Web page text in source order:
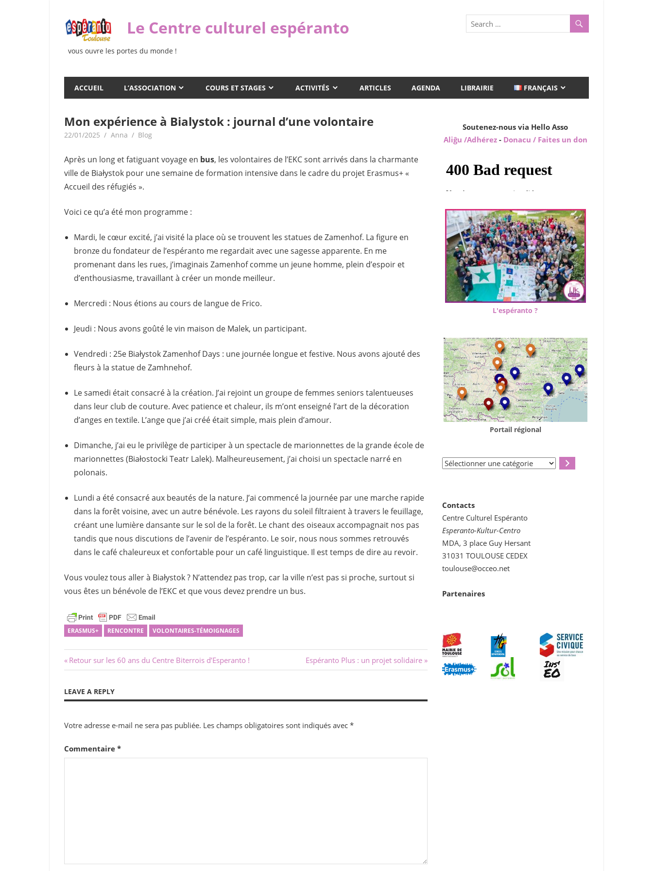
content
Le Centre culturel espéranto
vous ouvre les portes du monde !
ACCUEIL L’ASSOCIATION COURS ET STAGES ACTIVITÉS ARTICLES AGENDA LIBRAIRIE FRANÇAIS
Mon expérience à Bialystok : journal d’une volontaire
22/01/2025 Anna Blog
Après un long et fatiguant voyage en bus, les volontaires de l’EKC sont arrivés dans la charmante
ville de Białystok pour une semaine de formation intensive dans le cadre du projet Erasmus+ «
Accueil des réfugiés ».
Voici ce qu’a été mon programme :
Mardi, le cœur excité, j’ai visité la place où se trouvent les statues de Zamenhof. La figure en
bronze du fondateur de l’espéranto me regardait avec une sagesse apparente. En me
promenant dans les rues, j’imaginais Zamenhof comme un jeune homme, plein d’espoir et
d’enthousiasme, travaillant à créer un monde meilleur.
Mercredi : Nous étions au cours de langue de Frico.
Jeudi : Nous avons goûté le vin maison de Malek, un participant.
Vendredi : 25e Białystok Zamenhof Days : une journée longue et festive. Nous avons ajouté des
fleurs à la statue de Zamhnehof.
Le samedi était consacré à la création. J’ai rejoint un groupe de femmes seniors talentueuses
dans leur club de couture. Avec patience et chaleur, ils m’ont enseigné l’art de la décoration
d’anges en textile. L’ange que j’ai créé était simple, mais plein d’amour.
Dimanche, j’ai eu le privilège de participer à un spectacle de marionnettes de la grande école de
marionnettes (Białostocki Teatr Lalek). Malheureusement, j’ai choisi un spectacle narré en
polonais.
Lundi a été consacré aux beautés de la nature. J’ai commencé la journée par une marche rapide
dans la forêt voisine, avec un autre bénévole. Les rayons du soleil filtraient à travers le feuillage,
créant une lumière dansante sur le sol de la forêt. Le chant des oiseaux accompagnait nos pas
tandis que nous discutions de l’avenir de l’espéranto. Le soir, nous nous sommes retrouvés
dans le café chaleureux et confortable pour un café linguistique. Il est temps de dire au revoir.
Vous voulez tous aller à Białystok ? N’attendez pas trop, car la ville n’est pas si proche, surtout si
vous êtes un bénévole de l’EKC et que vous devez prendre un bus.
ERASMUS+ RENCONTRE VOLONTAIRES-TÉMOIGNAGES
Navigation
l’article
Previous
Post:
Retour sur les 60 ans du Centre Biterrois d’Esperanto !
Next
Post:
Espéranto Plus : un projet solidaire
LEAVE A REPLY
Votre adresse e-mail ne sera pas publiée. Les champs obligatoires sont indiqués avec *
Commentaire *
Soutenez-nous via Hello Asso
Aliĝu /Adhérez - Donacu / Faites un don
L'espéranto ?
Portail régional
Sélectionner
Contacts
Centre Culturel Espéranto
Esperanto-Kultur-Centro
MDA, 3 place Guy Hersant
31031 TOULOUSE CEDEX
toulouse@occeo.net
Partenaires